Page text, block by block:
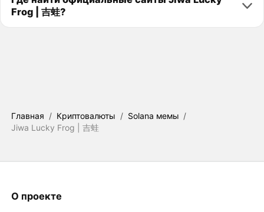
Frog | 吉蛙?
Главная / Криптовалюты / Solana мемы /
Jiwa Lucky Frog | 吉蛙
О проекте